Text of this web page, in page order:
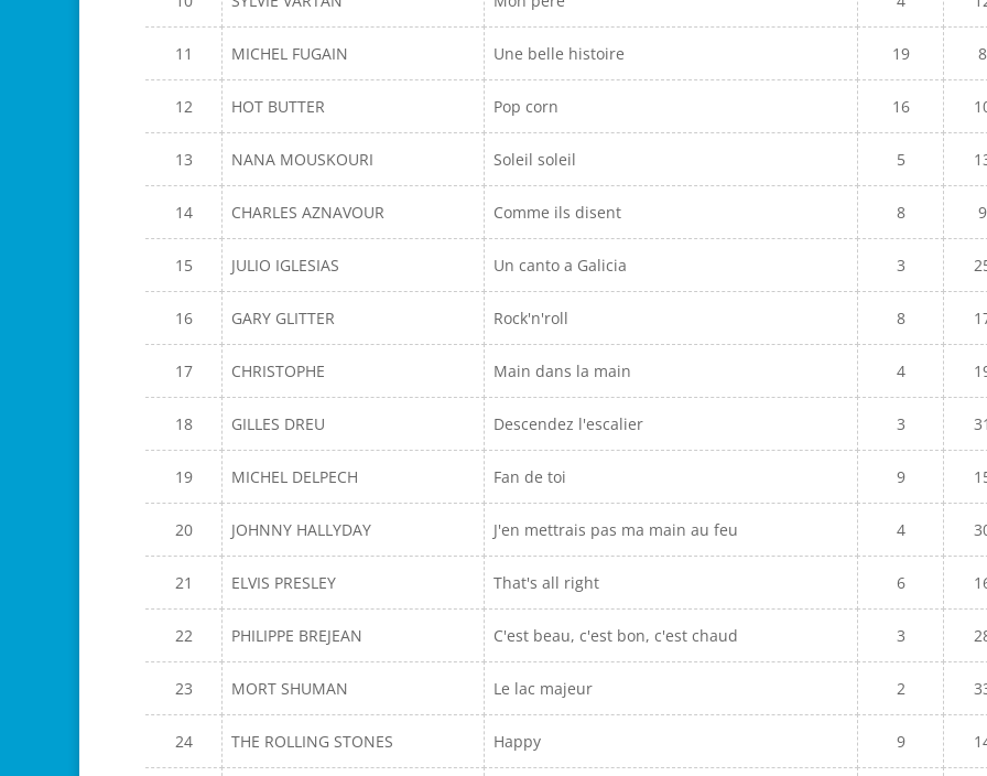
11 MICHEL FUGAIN Une belle histoire 19 8
12 HOT BUTTER Pop corn 16
13 NANA MOUSKOURI Soleil soleil 5
14 CHARLES AZNAVOUR Comme ils disent 8 9
15 JULIO IGLESIAS Un canto a Galicia 3
16 GARY GLITTER Rock'n'roll 8
17 CHRISTOPHE Main dans la main 4
18 GILLES DREU Descendez l'escalier 3 31
19 MICHEL DELPECH Fan de toi 9
20 JOHNNY HALLYDAY J'en mettrais pas ma main au feu 4
21 ELVIS PRESLEY That's all right 6
22 PHILIPPE BREJEAN C'est beau, c'est bon, c'est chaud 3
23 MORT SHUMAN Le lac majeur 2
24 THE ROLLING STONES Happy 9